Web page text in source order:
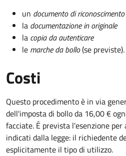
un documento di
la documentazione in originale
la copia da autenticare
le marche da bollo(se previste).
Costi
Questo procedimento è in via
dell'imposta di bollo da 16,00 €
facciate. É prevista l'esenzione
indicati dalla legge: il richiedente
esplicitamente il tipo di utilizzo.